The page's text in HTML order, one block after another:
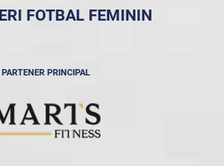
FOTBAL FEMININ
PARTENER PRINCIPAL